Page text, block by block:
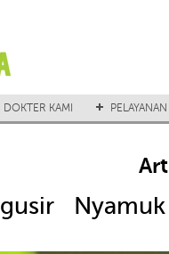
DOKTER KAMI PELAYANAN